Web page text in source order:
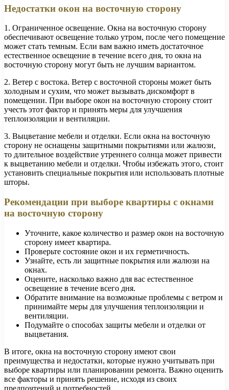
Недостатки окон на восточную сторону
1. Ограниченное освещение. Окна на восточную сторону
обеспечивают освещение только утром, после чего помещение
может стать темным. Если вам важно иметь достаточное
естественное освещение в течение всего дня, то окна на
восточную сторону могут быть не лучшим вариантом.
2. Ветер с востока. Ветер с восточной стороны может быть
холодным и сухим, что может вызывать дискомфорт в
помещении. При выборе окон на восточную сторону стоит
учесть этот фактор и принять меры для улучшения
теплоизоляции и вентиляции.
3. Выцветание мебели и отделки. Если окна на восточную
сторону не оснащены защитными покрытиями или жалюзи,
то длительное воздействие утреннего солнца может привести
к выцветанию мебели и отделки. Чтобы избежать этого, стоит
установить специальные покрытия или использовать плотные
шторы.
Рекомендации при выборе квартиры с окнами
на восточную сторону
Уточните, какое количество и размер окон на восточную
сторону имеет квартира.
Проверьте состояние окон и их герметичность.
Узнайте, есть ли защитные покрытия или жалюзи на
окнах.
Оцените, насколько важно для вас естественное
освещение в течение всего дня.
Обратите внимание на возможные проблемы с ветром и
принимайте меры для улучшения теплоизоляции и
вентиляции.
Подумайте о способах защиты мебели и отделки от
выцветания.
В итоге, окна на восточную сторону имеют свои
преимущества и недостатки, которые нужно учитывать при
выборе квартиры или планировании ремонта. Важно оценить
все факторы и принять решение, исходя из своих
предпочтений и потребностей.